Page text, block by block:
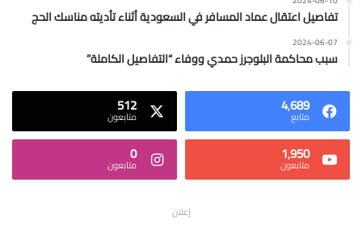
تفاصيل اعتقال عماد المسافر في السعودية أثناء تأديته مناسك الحج
2024-06-07
سبب محاكمة البلوجرز حمدي ووفاء “التفاصيل الكاملة”
4٬689
متابع 512
متابعون
1٬950
متابعون 0
متابعون
إعلان